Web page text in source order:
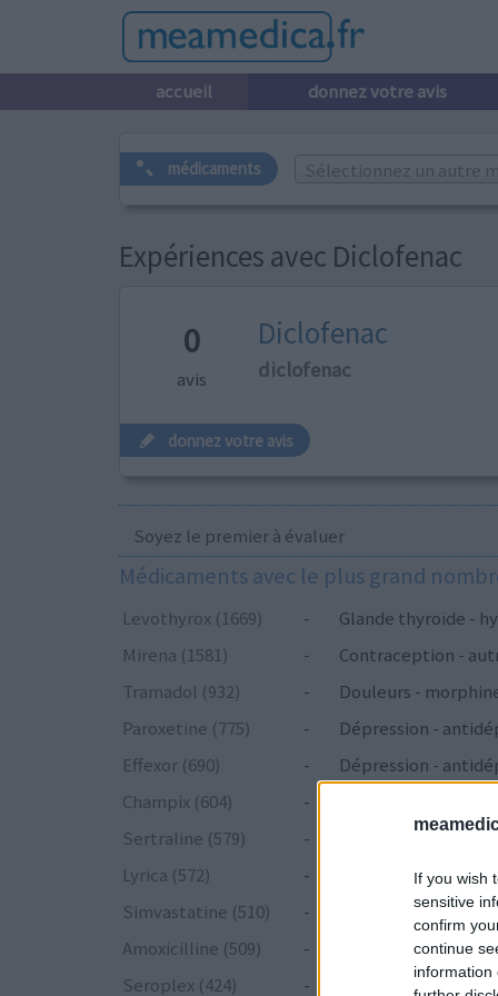
If you wish
sensitive
confirm
continue
information
accueil donnez votre avis
médicaments Sélectionnez un autre
Expériences avec Diclofenac
0
avis
Diclofenac
diclofenac
donnez votre avis
Soyez le premier à évaluer
Médicaments avec le plus grand
Levothyrox (1669) -
Glande thyroïde -
Mirena (1581)
-
Contraception -
Tramadol (932)
-
Douleurs -
Paroxetine (775)
-
Dépression -
Effexor (690)
-
Dépression -
Champix (604)
-
Sertraline (579)
-
Dépression -
Lyrica (572)
-
Simvastatine (510)
-
Cholestérol
Amoxicilline (509)
-
Antibiotiques -
Seroplex (424)
-
Dépression -